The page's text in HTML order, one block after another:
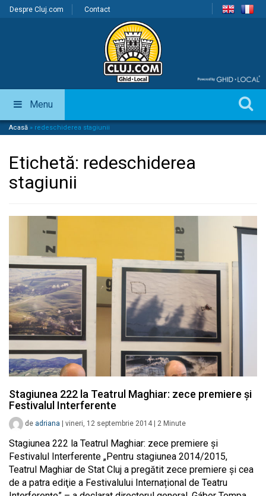
Despre Cluj.com Contact
Menu
Acasă » redeschiderea stagiunii
Etichetă: redeschiderea
stagiunii
Stagiunea 222 la Teatrul Maghiar: zece premiere și
Festivalul Interferente
de adriana vineri, 12 septembrie 2014 2 Minute
Stagiunea 222 la Teatrul Maghiar: zece premiere și
Festivalul Interferente „Pentru stagiunea 2014/2015,
Teatrul Maghiar de Stat Cluj a pregătit zece premiere şi cea
de a patra ediţie a Festivalului Internațional de Teatru